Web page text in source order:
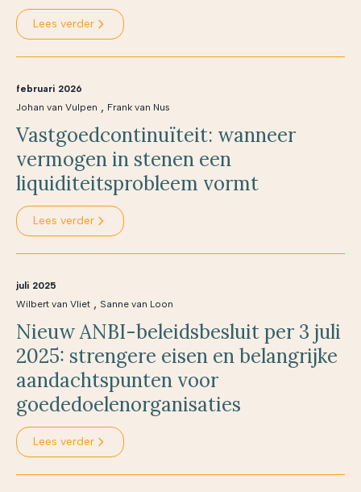
Lees verder
februari 2026
Johan van Vulpen , Frank van Nus
Vastgoedcontinuïteit: wanneer
vermogen in stenen een
liquiditeitsprobleem vormt
Lees verder
juli 2025
Wilbert van Vliet , Sanne van Loon
Nieuw ANBI-beleidsbesluit per 3 juli
2025: strengere eisen en belangrijke
aandachtspunten voor
goededoelenorganisaties
Lees verder